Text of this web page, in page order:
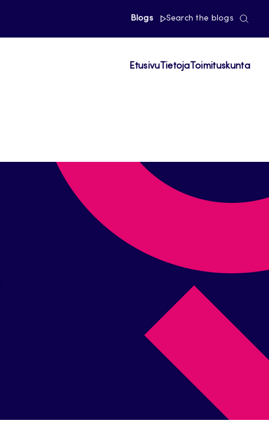
Blogs Search the blogs
Etusivu Tietoja Toimituskunta